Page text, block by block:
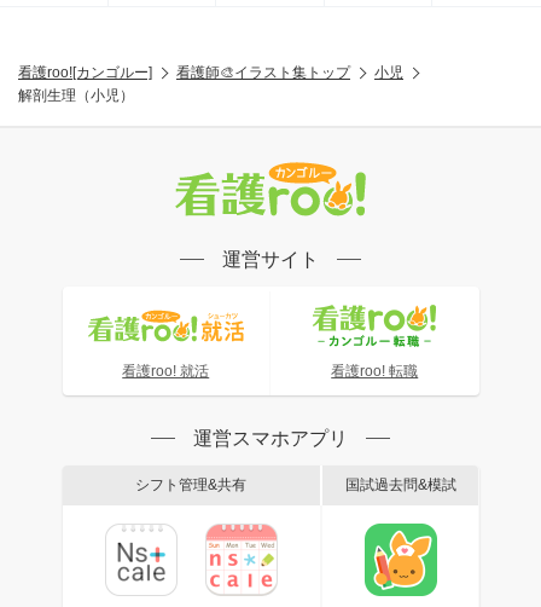
看護roo![カンゴルー] 看護師🎨イラスト集トップ
小児
解剖生理（小児）
運営サイト
看護roo! 就活 看護roo! 転職
運営スマホアプリ
シフト管理&共有 国試過去問&模試